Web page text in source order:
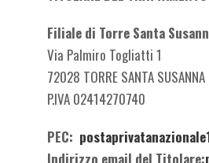
Filiale di Torre Santa
Via Palmiro Togliatti 1
72028 TORRE SANTA
P.IVA 02414270740
PEC:
Indirizzo email del Titolare: